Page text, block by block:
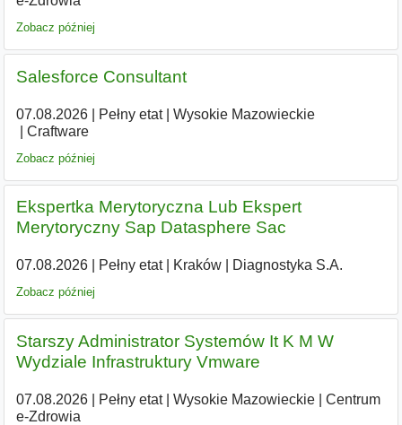
Zobacz później
Salesforce Consultant
07.08.2026| Pełny etat| Wysokie Mazowieckie|
Craftware
Zobacz później
Ekspertka Merytoryczna Lub Ekspert
Merytoryczny Sap Datasphere Sac
07.08.2026| Pełny etat| Kraków| Diagnostyka S.A.
Zobacz później
Starszy Administrator Systemów It K M W
Wydziale Infrastruktury Vmware
07.08.2026| Pełny etat| Wysokie Mazowieckie|
Centrum
e-Zdrowia